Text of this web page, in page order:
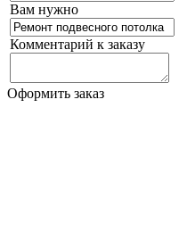
Вам нужно
Комментарий к заказу
Оформить заказ